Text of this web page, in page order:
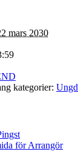
mars 2030
kategorier:
för Arrangör